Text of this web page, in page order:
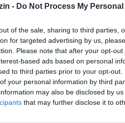
- Do Not Process My
of the sale, sharing to third parties,
for targeted advertising by us,
Please note that after your opt-
based ads based on personal
to third parties prior to your opt-
your personal information by third
may also be disclosed by
that may further disclose it to